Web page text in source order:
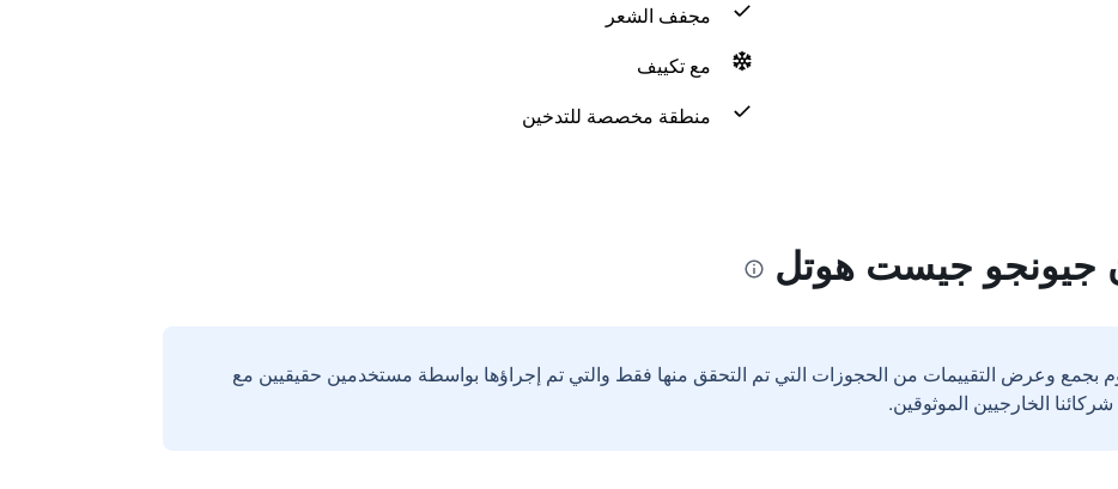
مجفف الشعر
مع تكييف
منطقة مخصصة للتدخين
جيونجو جيست هوتل
بجمع وعرض التقييمات من الحجوزات التي تم التحقق منها فقط والتي تم إجراؤها بواسطة مستخدمين حقيقيين مع